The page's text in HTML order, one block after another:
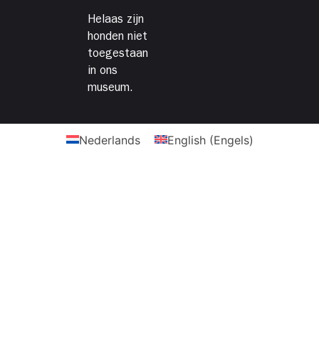
Helaas zijn
honden niet
toegestaan
in ons
museum.
Nederlands English(Engels)